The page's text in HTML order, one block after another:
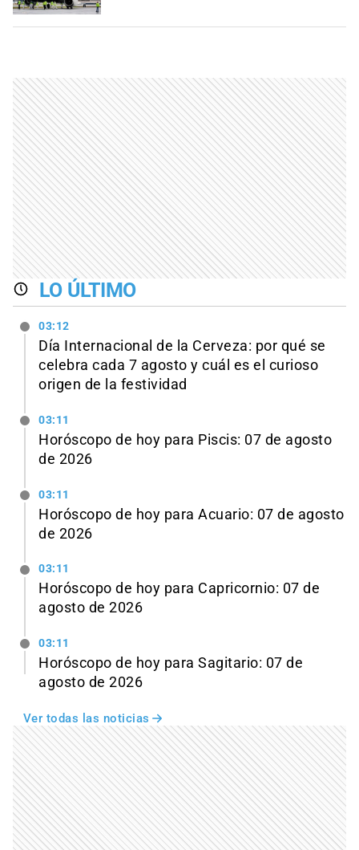
LO ÚLTIMO
03:12
Día Internacional de la Cerveza: por qué se
celebra cada 7 agosto y cuál es el curioso
origen de la festividad
03:11
Horóscopo de hoy para Piscis: 07 de agosto
de 2026
03:11
Horóscopo de hoy para Acuario: 07 de agosto
de 2026
03:11
Horóscopo de hoy para Capricornio: 07 de
agosto de 2026
03:11
Horóscopo de hoy para Sagitario: 07 de
agosto de 2026
Ver todas las noticias